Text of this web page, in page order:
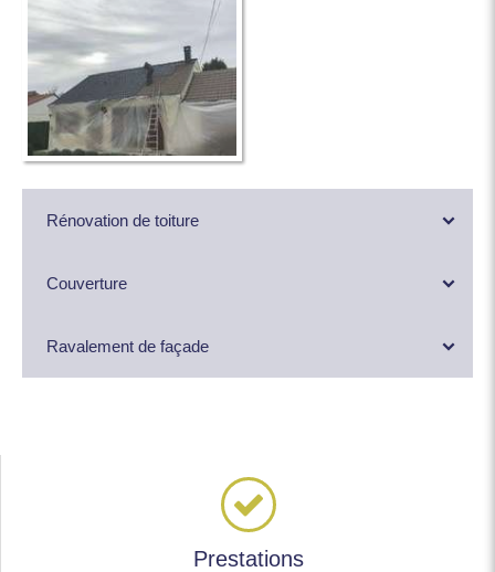
Rénovation de toiture
Couverture
Ravalement de façade
Prestations